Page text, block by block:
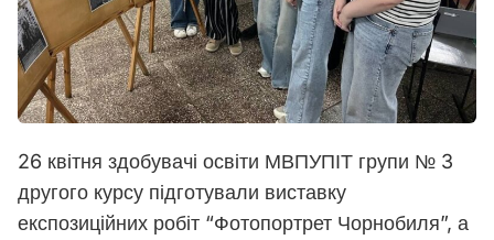
26 квітня здобувачі освіти МВПУПІТ групи № 3
другого курсу підготували виставку
експозиційних робіт “Фотопортрет Чорнобиля”, а